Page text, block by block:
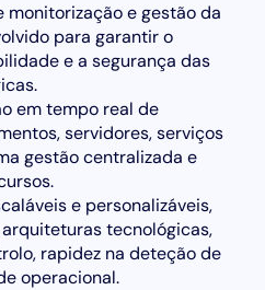
monitorização e gestão da
para garantir o
e a segurança das
em tempo real de
servidores, serviços
gestão centralizada e
e personalizáveis,
tecnológicas,
rapidez na deteção de
operacional.